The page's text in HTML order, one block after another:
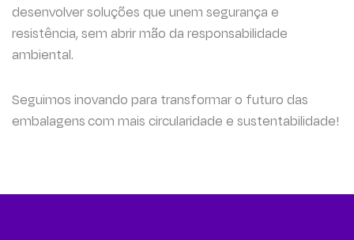
desenvolver soluções que unem segurança e
resistência, sem abrir mão da responsabilidade
ambiental.
Seguimos inovando para transformar o futuro das
embalagens com mais circularidade e sustentabilidade!